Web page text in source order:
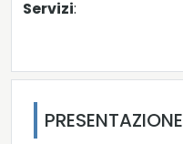
Servizi:
PRESENTAZIONE